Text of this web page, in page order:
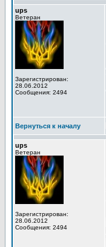
ups
Ветеран
Зарегистрирован:
28.06.2012
Сообщения: 2494
Вернуться к началу
ups
Ветеран
Зарегистрирован:
28.06.2012
Сообщения: 2494